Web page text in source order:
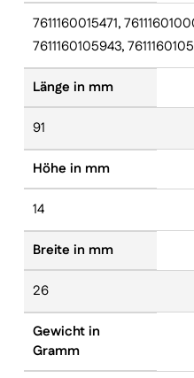
7611160015471,
7611160105943,
Länge in mm
91
Höhe in mm
14
Breite in mm
26
Gewicht in
Gramm